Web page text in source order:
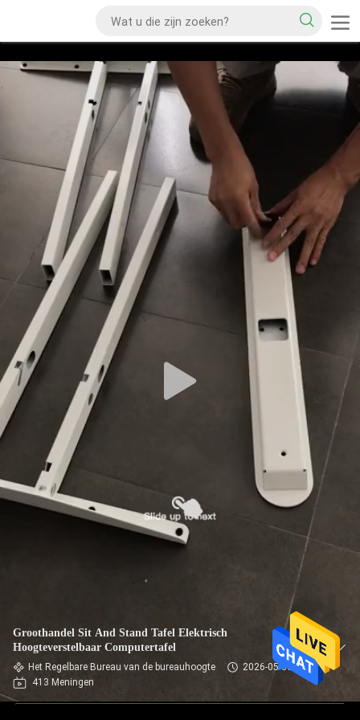
Groothandel Sit And Stand Tafel Elektrisch
Hoogteverstelbaar Computertafel
Het Regelbare Bureau van de bureauhoogte
2026-05-30
413 Meningen